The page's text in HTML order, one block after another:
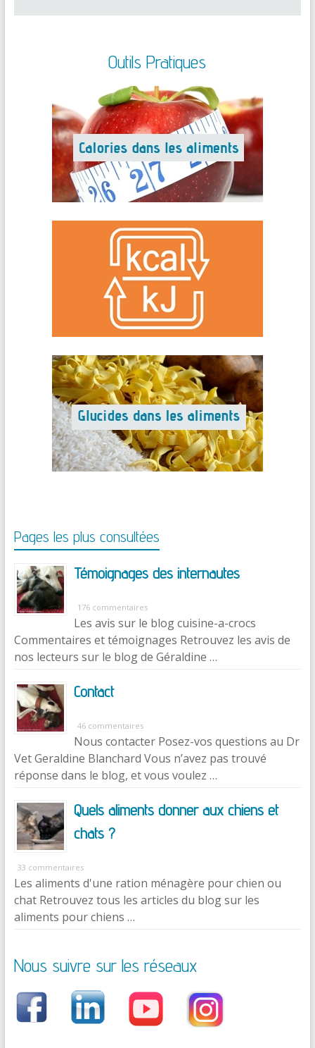
Outils Pratiques
Pages les plus consultées
Témoignages des internautes
176 commentaires
Les avis sur le blog cuisine-a-crocs
Commentaires et témoignages Retrouvez les avis de
nos lecteurs sur le blog de Géraldine …
Contact
46 commentaires
Nous contacter Posez-vos questions au Dr
Vet Geraldine Blanchard Vous n’avez pas trouvé
réponse dans le blog, et vous voulez …
Quels aliments donner aux chiens et
chats ?
33 commentaires
Les aliments d'une ration ménagère pour chien ou
chat Retrouvez tous les articles du blog sur les
aliments pour chiens …
Nous suivre sur les réseaux